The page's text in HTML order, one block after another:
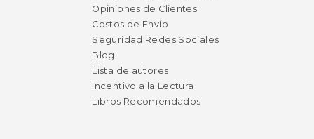
Opiniones de Clientes
Costos de Envío
Seguridad Redes Sociales
Blog
Lista de autores
Incentivo a la Lectura
Libros Recomendados